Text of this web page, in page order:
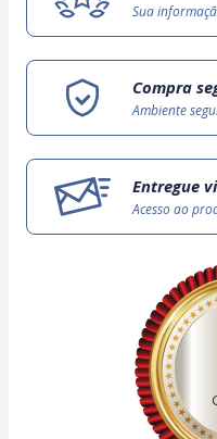
Sua
Compra
Ambiente
Entregue
Acesso ao